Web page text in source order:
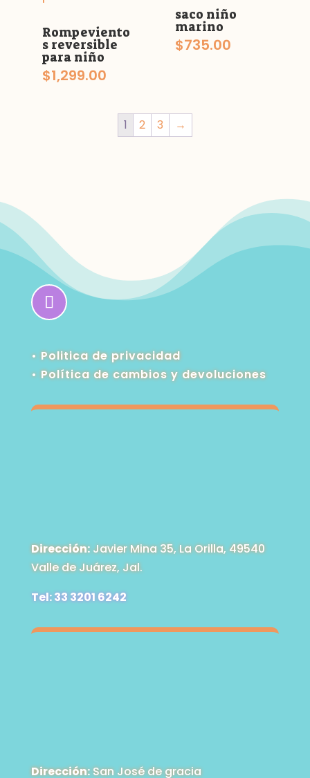
Rompeviento
s reversible
para niño
$1,299.00
saco niño
marino
$735.00
1 2 3 →
• Politica de privacidad
•Política de cambios y devoluciones
Dirección:Javier Mina 35, La Orilla, 49540
Valle de Juárez, Jal.
Tel: 33 3201 6242
Dirección:San José de gracia